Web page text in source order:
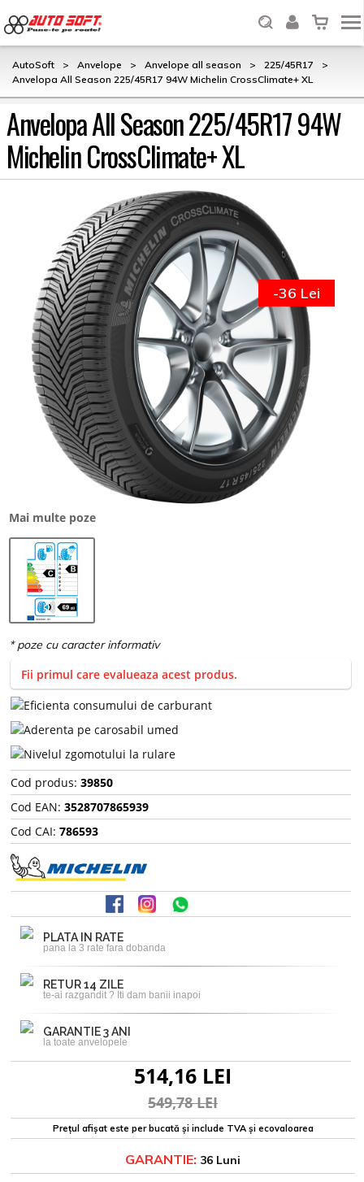
AutoSoft > Anvelope > Anvelope all season > 225/45R17
>
Anvelopa All Season 225/45R17 94W Michelin CrossClimate+ XL
Anvelopa All Season 225/45R17 94W
Michelin CrossClimate+ XL
Mai multe poze
-36 Lei
Fii primul care evalueaza acest produs.
Cod produs: 39850
Cod EAN: 3528707865939
Cod CAI: 786593
PLATA IN RATE
pana la 3 rate fara dobanda
RETUR 14 ZILE
te-ai razgandit ? Iti dam banii inapoi
GARANTIE 3 ANI
la toate anvelopele
514,16 LEI
549,78 LEI
Prețul afișat este per bucată și include TVA și ecovaloarea
GARANTIE: 36 Luni